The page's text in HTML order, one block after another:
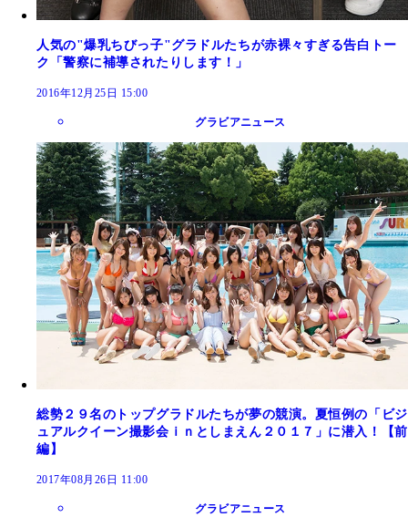
人気の"爆乳ちびっ子"グラドルたちが赤裸々すぎる告白トー
ク「警察に補導されたりします！」
2016年12月25日 15:00
グラビアニュース
総勢２９名のトップグラドルたちが夢の競演。夏恒例の「ビジ
ュアルクイーン撮影会ｉｎとしまえん２０１７」に潜入！【前
編】
2017年08月26日 11:00
グラビアニュース